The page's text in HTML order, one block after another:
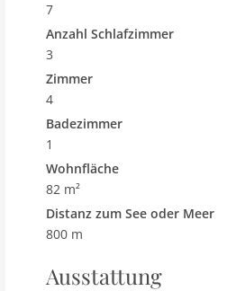
7
Anzahl Schlafzimmer
3
Zimmer
4
Badezimmer
1
Wohnfläche
82 m²
Distanz zum See oder Meer
800 m
Ausstattung